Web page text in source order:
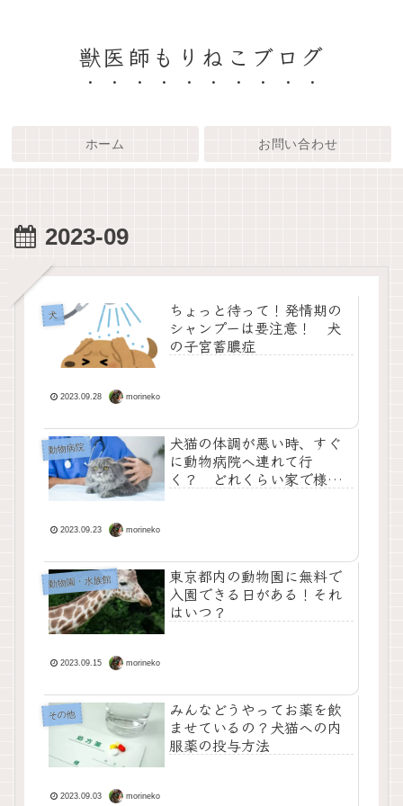
獣医師もりねこブログ
ホーム お問い合わせ
2023-09
犬
ちょっと待って！発情期の
シャンプーは要注意！ 犬
の子宮蓄膿症
2023.09.28 morineko
動物病院
犬猫の体調が悪い時、すぐ
に動物病院へ連れて行
く？ どれくらい家で様子
2023.09.23 morineko
動物園・水族館
東京都内の動物園に無料で
入園できる日がある！それ
はいつ？
2023.09.15 morineko
その他
みんなどうやってお薬を飲
ませているの？犬猫への内
服薬の投与方法
2023.09.03 morineko